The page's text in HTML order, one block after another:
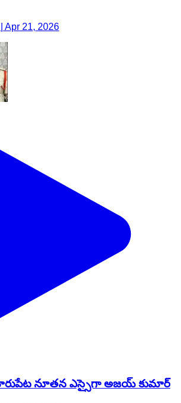
Apr 21, 2026
నూతన ఎస్సైగా అజయ్ కుమార్